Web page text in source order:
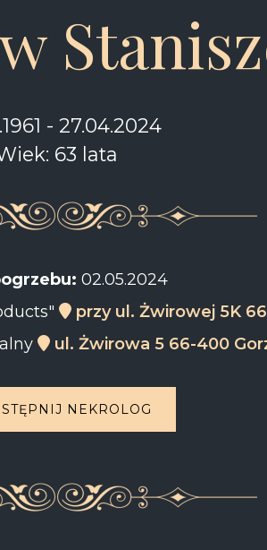
- 27.04.2024
63 lata
02.05.2024
przy ul. Żwirowej 5K
ul. Żwirowa 5 66-400
NEKROLOG